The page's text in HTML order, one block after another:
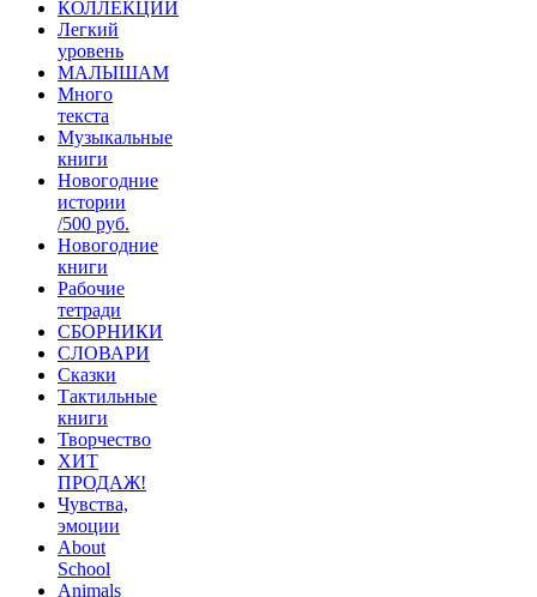
КОЛЛЕКЦИИ
Легкий
уровень
МАЛЫШАМ
Много
текста
Музыкальные
книги
Новогодние
истории
/500 руб.
Новогодние
книги
Рабочие
тетради
СБОРНИКИ
СЛОВАРИ
Сказки
Тактильные
книги
Творчество
ХИТ
ПРОДАЖ!
Чувства,
эмоции
About
School
Animals